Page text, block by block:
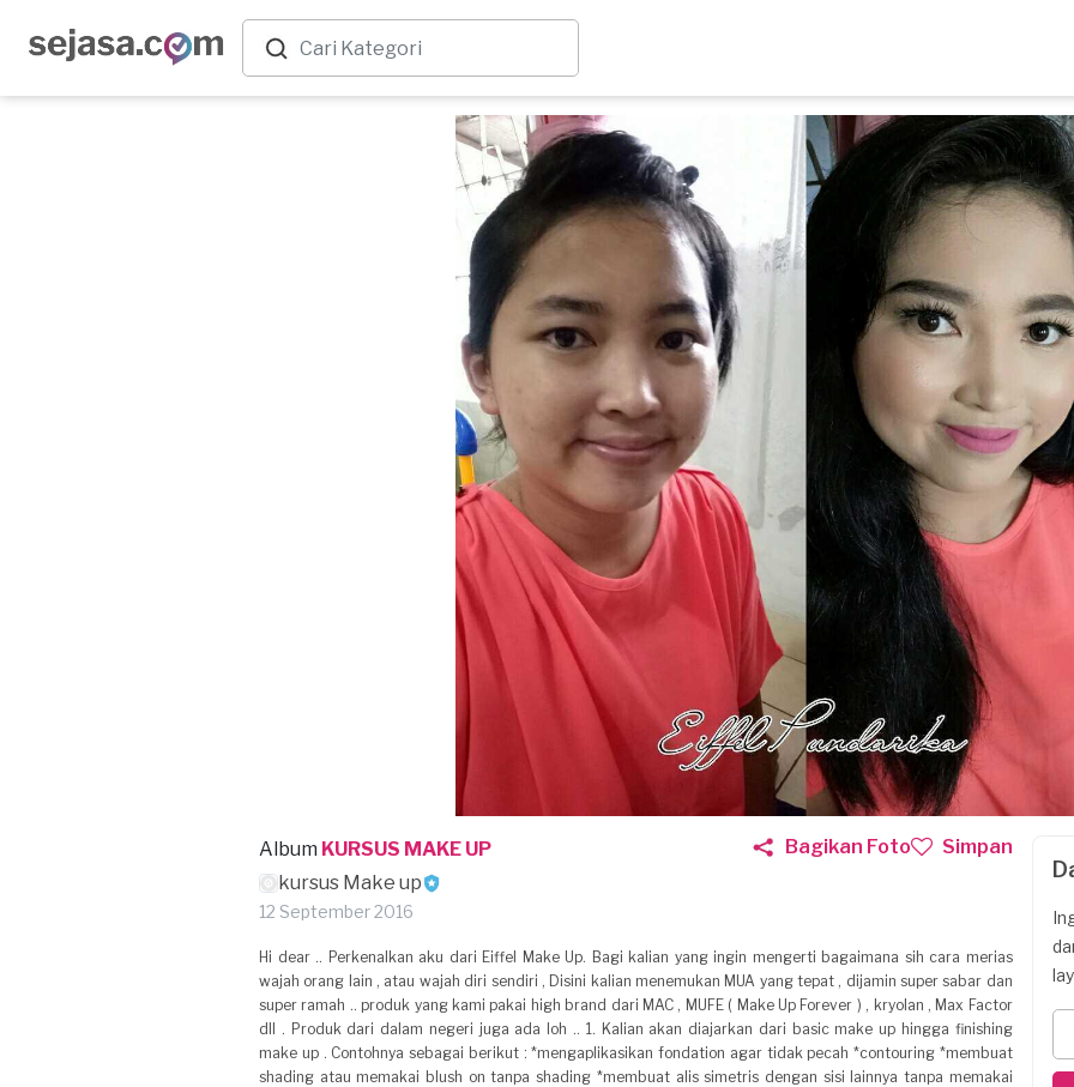
Album KURSUS MAKE UP
kursus Make up
12 September 2016
Bagikan Foto Simpan
Hi dear .. Perkenalkan aku dari Eiffel Make Up. Bagi kalian yang ingin mengerti bagaimana sih cara merias
wajah orang lain , atau wajah diri sendiri , Disini kalian menemukan MUA yang tepat , dijamin super sabar dan
super ramah .. produk yang kami pakai high brand dari MAC , MUFE ( Make Up Forever ) , kryolan , Max Factor
dll . Produk dari dalam negeri juga ada loh .. 1. Kalian akan diajarkan dari basic make up hingga finishing
make up . Contohnya sebagai berikut : *mengaplikasikan fondation agar tidak pecah *contouring *membuat
shading atau memakai blush on tanpa shading *membuat alis simetris dengan sisi lainnya tanpa memakai